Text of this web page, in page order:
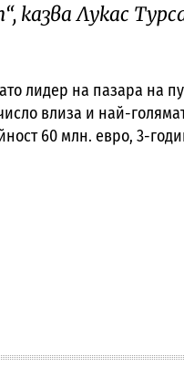
казва Лукас
лидер на пазара на
влиза и най-
60 млн. евро, 3-